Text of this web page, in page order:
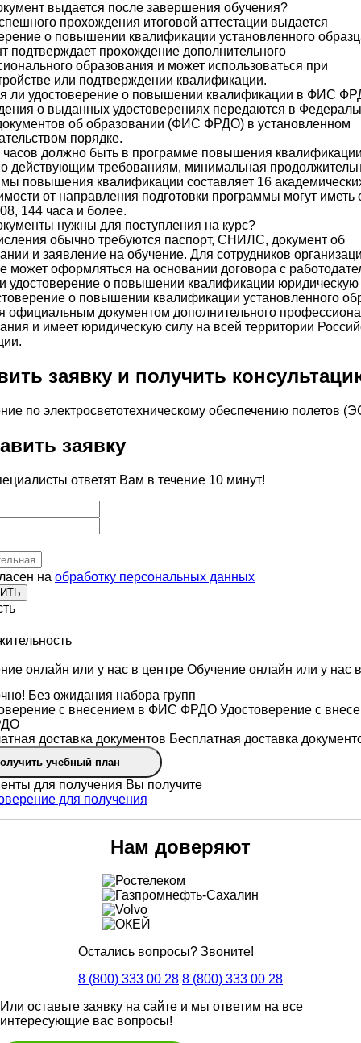
выдается после завершения обучения?
прохождения итоговой аттестации выдается
о повышении квалификации установленного
подтверждает прохождение дополнительного
образования и может использоваться при
или подтверждении квалификации.
ли удостоверение о повышении квалификации в ФИС
о выданных удостоверениях передаются в
об образовании (ФИС ФРДО) в установленном
порядке.
часов должно быть в программе повышения
действующим требованиям, минимальная
повышения квалификации составляет 16
от направления подготовки программы могут иметь
144 часа и более.
нужны для поступления на курс?
обычно требуются паспорт, СНИЛС, документ об
и заявление на обучение. Для сотрудников
может оформляться на основании договора с
удостоверение о повышении квалификации юридическую
о повышении квалификации установленного
официальным документом дополнительного
и имеет юридическую силу на всей территории
заявку и получить
заявку
ответят Вам в течение 10 минут!
на обработку персональных данных
Обучение онлайн или у нас
Без ожидания набора групп
Удостоверение с
Бесплатная доставка
учебный план
Вы получите
Нам доверяют
Остались вопросы? Звоните!
8 (800) 333 00 28 8 (800) 333 00 28
Или оставьте заявку на сайте и мы ответим на все
интересующие вас вопросы!